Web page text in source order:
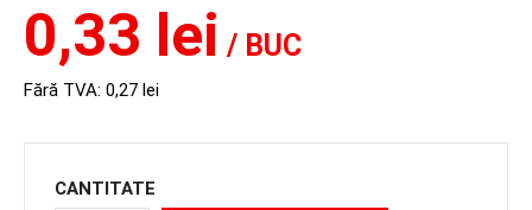
0,33 lei / BUC
Fără TVA: 0,27 lei
CANTITATE